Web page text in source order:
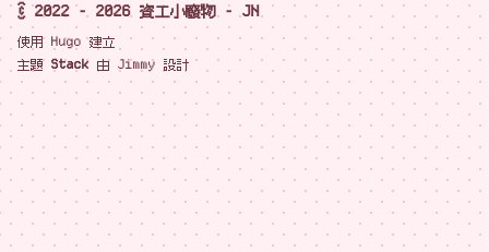
© 2022 - 2026 資工小廢物 - JN
使用 Hugo 建立
主題 Stack 由 Jimmy 設計